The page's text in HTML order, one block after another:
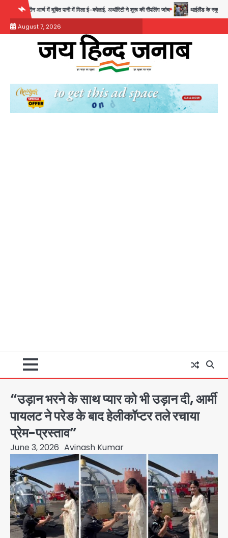
content
में मिला ई-कोलाई, अथॉरिटी ने शुरू की सैंपलिंग जांच थाईलैंड के स्कूल में गोलीबारी, 3 छात्रों समेत 6
August 7, 2026
“उड़ान भरने के साथ प्यार को भी उड़ान दी, आर्मी
पायलट ने परेड के बाद हेलीकॉप्टर तले रचाया
प्रेम-प्रस्ताव”
June 3, 2026 Avinash Kumar